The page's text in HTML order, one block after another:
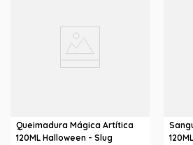
Queimadura Mágica Artítica
120ML Halloween - Slug